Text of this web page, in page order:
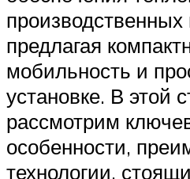
предлагая
мобильность и
установке. В этой
рассмотрим
особенности,
технологии,